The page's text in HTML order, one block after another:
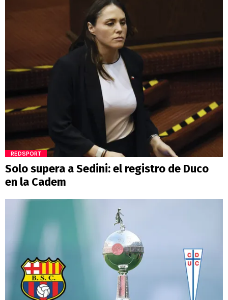
REDSPORT
Solo supera a Sedini: el registro de Duco
en la Cadem